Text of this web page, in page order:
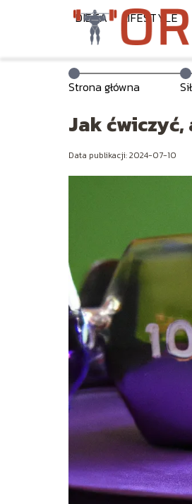
DIETA LIFESTYLE
Strona główna
Jak
Data publikacji: 2024-07-10